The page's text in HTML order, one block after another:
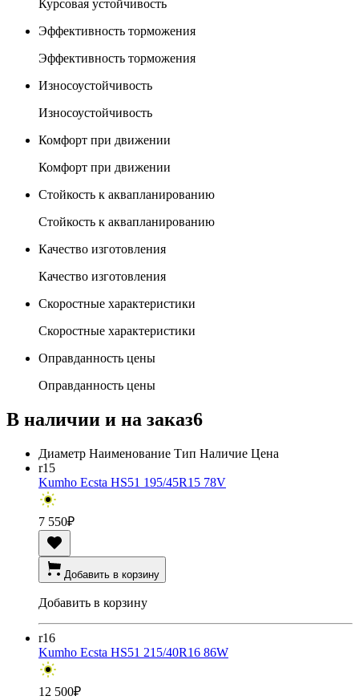
Курсовая устойчивость
Эффективность торможения
Эффективность торможения
Износоустойчивость
Износоустойчивость
Комфорт при движении
Комфорт при движении
Стойкость к аквапланированию
Стойкость к аквапланированию
Качество изготовления
Качество изготовления
Скоростные характеристики
Скоростные характеристики
Оправданность цены
Оправданность цены
В наличии и на заказ6
Диаметр Наименование Тип Наличие Цена
r15
Kumho Ecsta HS51 195/45R15 78V
7 550₽
Добавить в корзину
Добавить в корзину
r16
Kumho Ecsta HS51 215/40R16 86W
12 500₽